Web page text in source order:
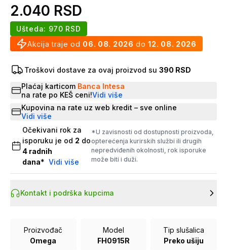
2.040 RSD
Akcija traje od 06. 08. 2026 do 12. 08. 2026
Ušteda: 970 RSD
Troškovi dostave za ovaj proizvod su 390 RSD
Plaćaj karticom Banca Intesa
na rate po KEŠ ceni!Vidi više
Kupovina na rate uz web kredit – sve online
Vidi više
Očekivani rok za
isporuku je od 2 do
4 radnih
dana* Vidi više
*U zavisnosti od dostupnosti proizvoda,
opterećenja kurirskih službi ili drugih
nepredviđenih okolnosti, rok isporuke
može biti i duži.
Kontakt i podrška kupcima
Proizvođač
Omega
Model
FH0915R
Tip slušalica
Preko ušiju